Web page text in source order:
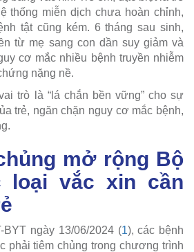
thống miễn dịch chưa hoàn chỉnh,
tật cũng kém. 6 tháng sau sinh,
từ mẹ sang con dần suy giảm và
cơ mắc nhiều bệnh truyền nhiễm
nặng nề.
trò là “lá chắn bền vững” cho sự
trẻ, ngăn chặn nguy cơ mắc bệnh,
mở rộng Bộ
loại vắc xin cần
BYT ngày 13/06/2024 (1), các bệnh
phải tiêm chủng trong chương trình